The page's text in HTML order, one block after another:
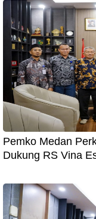
Pemko Medan
Dukung RS Vina